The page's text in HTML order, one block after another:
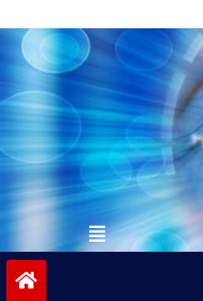
to
contentvinivida.lk